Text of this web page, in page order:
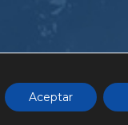
Aceptar